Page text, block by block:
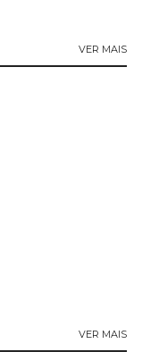
VER MAIS
VER MAIS